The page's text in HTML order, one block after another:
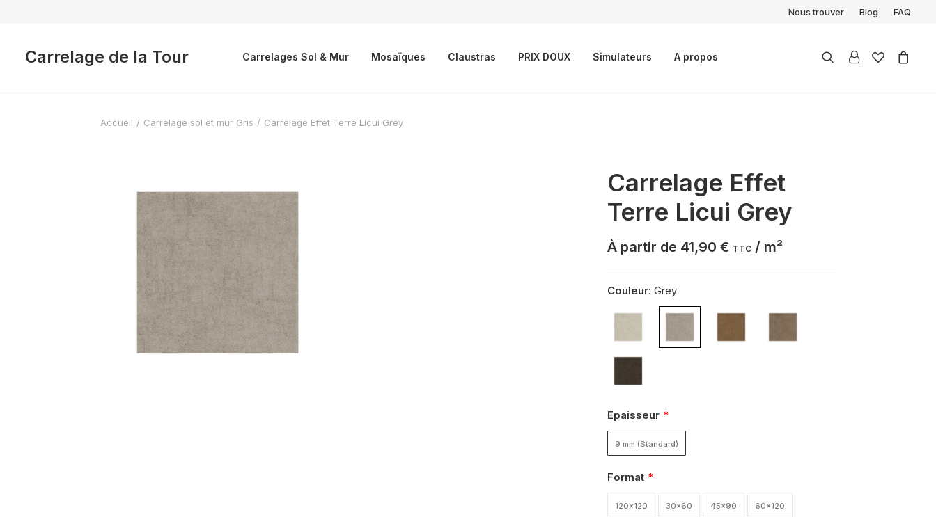
Nous trouver Blog FAQ
Carrelage de la Tour Carrelages Sol & Mur Mosaïques Claustras PRIX DOUX Simulateurs A propos
Accueil Carrelage sol et mur Gris Carrelage Effet Terre Licui Grey
Carrelage Effet
Terre Licui Grey
À partir de 41,90 € TTC / m²
Couleur: Grey
Epaisseur
9 mm (Standard)
Format
120x120 30x60 45x90 60x120